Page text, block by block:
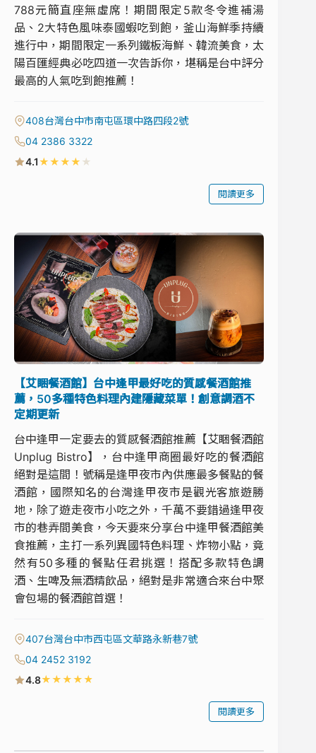
788元簡直座無虛席！期間限定5款冬令進補湯
品、2大特色風味泰國蝦吃到飽，釜山海鮮季持續
進行中，期間限定一系列鐵板海鮮、韓流美食，太
陽百匯經典必吃四道一次告訴你，堪稱是台中評分
最高的人氣吃到飽推薦！
408台灣台中市南屯區環中路四段2號
04 2386 3322
4.1★★★★ ★
閱讀更多
【艾睏餐酒館】台中逢甲最好吃的質感餐酒館推
薦，50多種特色料理內建隱藏菜單！創意調酒不
定期更新
台中逢甲一定要去的質感餐酒館推薦【艾睏餐酒館
Unplug Bistro】，台中逢甲商圈最好吃的餐酒館
絕對是這間！號稱是逢甲夜市內供應最多餐點的餐
酒館，國際知名的台灣逢甲夜市是觀光客旅遊勝
地，除了遊走夜市小吃之外，千萬不要錯過逢甲夜
市的巷弄間美食，今天要來分享台中逢甲餐酒館美
食推薦，主打一系列異國特色料理、炸物小點，竟
然有50多種的餐點任君挑選！搭配多款特色調
酒、生啤及無酒精飲品，絕對是非常適合來台中聚
會包場的餐酒館首選！
407台灣台中市西屯區文華路永新巷7號
04 2452 3192
4.8★★★★★
閱讀更多